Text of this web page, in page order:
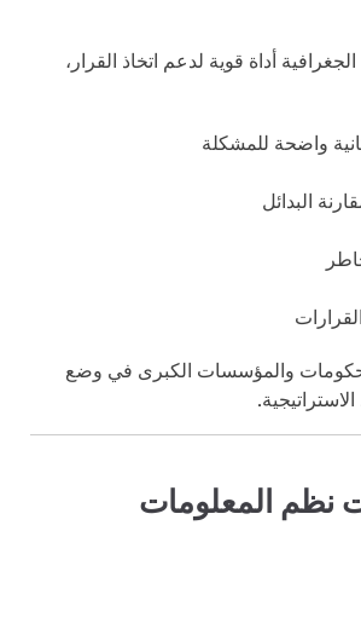
أداة قوية لدعم اتخاذ القرار،
واضحة للمشكلة
البدائل
الحكومات والمؤسسات الكبرى في وضع
نظم المعلومات